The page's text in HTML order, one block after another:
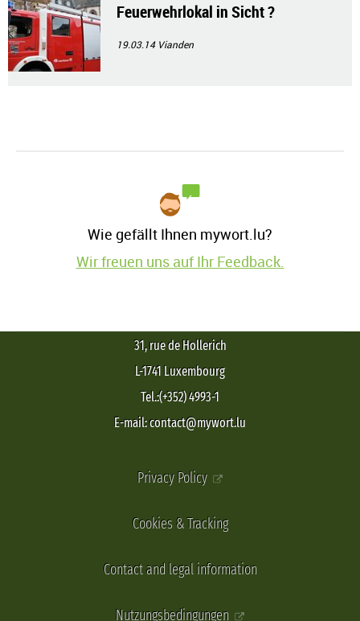
Feuerwehrlokal in Sicht ?
19.03.14 Vianden
Wie gefällt Ihnen mywort.lu?
Wir freuen uns auf Ihr Feedback.
31, rue de Hollerich
L-1741 Luxembourg
Tel.:(+352) 4993-1
E-mail: contact@mywort.lu
Privacy Policy
Cookies & Tracking
Contact and legal information
Nutzungsbedingungen